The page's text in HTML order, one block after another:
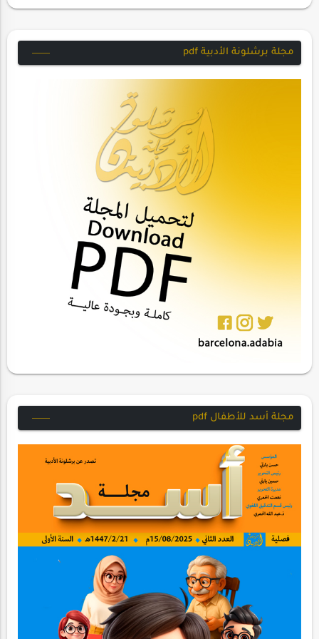
مجلة برشلونة الأدبية pdf
مجلة أسد للأطفال pdf